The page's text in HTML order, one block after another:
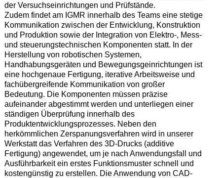
der Versuchseinrichtungen und Prüfstände.
Zudem findet am IGMR innerhalb des Teams eine stetige
Kommunikation zwischen der Entwicklung, Konstruktion
und Produktion sowie der Integration von Elektro-, Mess-
und steuerungstechnischen Komponenten statt. In der
Herstellung von robotischen Systemen,
Handhabungsgeräten und Bewegungsgeinrichtungen ist
eine hochgenaue Fertigung, iterative Arbeitsweise und
fachübergreifende Kommunikation von großer
Bedeutung. Die Komponenten müssen präzise
aufeinander abgestimmt werden und unterliegen einer
ständigen Überprüfung innerhalb des
Produktentwicklungsprozesses. Neben den
herkömmlichen Zerspanungsverfahren wird in unserer
Werkstatt das Verfahren des 3D-Drucks (additive
Fertigung) angewendet, um je nach Anwendungsfall und
Ausführbarkeit ein erstes Funktionsmuster schnell und
kostengünstig zu erstellen. Die Anwendung von CAD-